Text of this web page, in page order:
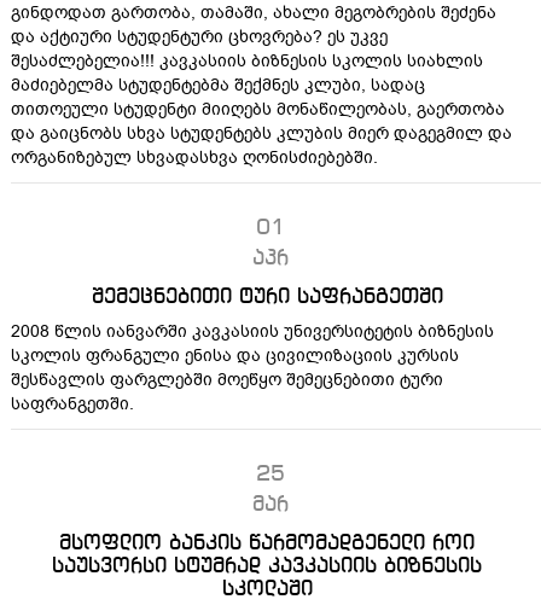
გინდოდათ გართობა, თამაში, ახალი მეგობრების შეძენა
და აქტიური სტუდენტური ცხოვრება? ეს უკვე
შესაძლებელია!!! კავკასიის ბიზნესის სკოლის სიახლის
მაძიებელმა სტუდენტებმა შექმნეს კლუბი, სადაც
თითოეული სტუდენტი მიიღებს მონაწილეობას, გაერთობა
და გაიცნობს სხვა სტუდენტებს კლუბის მიერ დაგეგმილ და
ორგანიზებულ სხვადასხვა ღონისძიებებში.
01
აპრ
შემეცნებითი ტური საფრანგეთში
2008 წლის იანვარში კავკასიის უნივერსიტეტის ბიზნესის
სკოლის ფრანგული ენისა და ცივილიზაციის კურსის
შესწავლის ფარგლებში მოეწყო შემეცნებითი ტური
საფრანგეთში.
25
მარ
მსოფლიო ბანკის წარმომადგენელი როი
საუსვორსი სტუმრად კავკასიის ბიზნესის
სკოლაში